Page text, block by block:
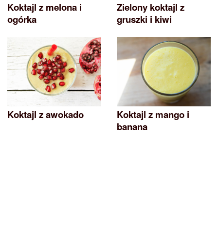
Koktajl z melona i
ogórka
Zielony koktajl z
gruszki i kiwi
Koktajl z awokado
Koktajl z mango i
banana